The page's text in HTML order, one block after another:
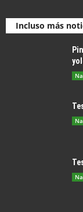
Incluso más